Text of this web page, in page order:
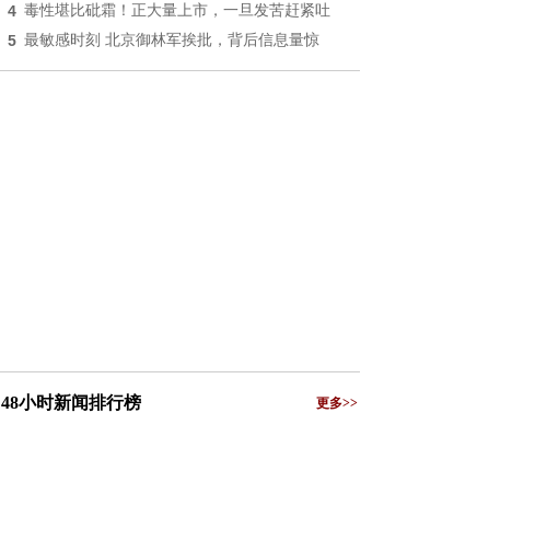
4 毒性堪比砒霜！正大量上市，一旦发苦赶紧吐
5 最敏感时刻 北京御林军挨批，背后信息量惊
48小时新闻排行榜 更多>>